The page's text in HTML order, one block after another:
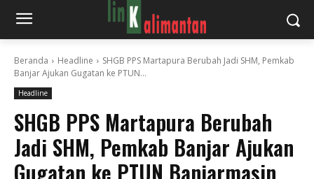
Beranda Headline
SHGB PPS Martapura Berubah Jadi SHM, Pemkab
Banjar Ajukan Gugatan ke PTUN...
Headline
SHGB PPS Martapura Berubah
Jadi SHM, Pemkab Banjar Ajukan
Gugatan ke PTUN Banjarmasin